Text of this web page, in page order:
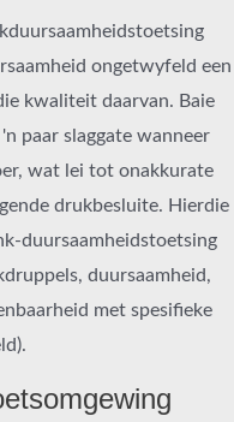
ongetwyfeld een
kwaliteit daarvan. Baie
paar slaggate wanneer
wat lei tot onakkurate
drukbesluite. Hierdie
duursaamheidstoetsing
duursaamheid,
met spesifieke